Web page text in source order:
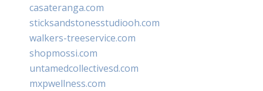
casateranga.com
sticksandstonesstudiooh.com
walkers-treeservice.com
shopmossi.com
untamedcollectivesd.com
mxpwellness.com